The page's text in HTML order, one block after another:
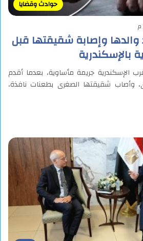
حوادث وقضايا
وإصابة شقيقتها قبل
بالإسكندرية
الإسكندرية جريمة مأساوية، بعدما أقدم
وأصاب شقيقتها الصغرى بطعنات نافذة،